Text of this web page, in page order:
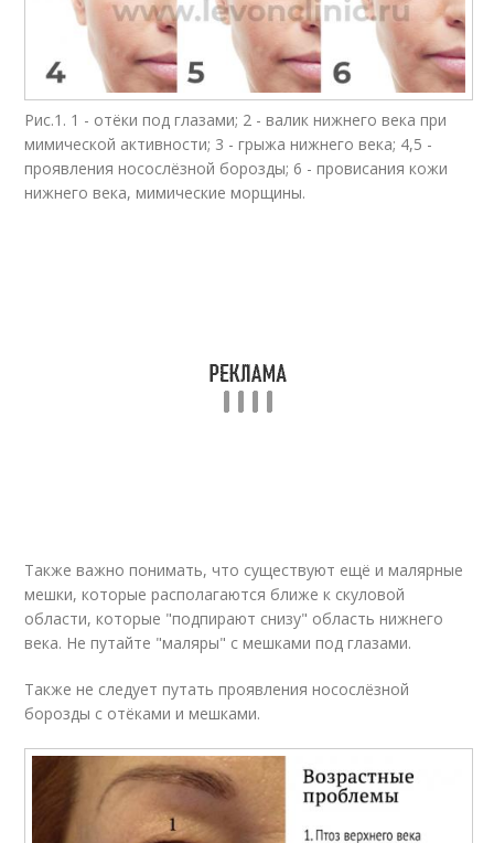
Рис.1. 1 - отёки под глазами; 2 - валик нижнего века при
мимической активности; 3 - грыжа нижнего века; 4,5 -
проявления носослёзной борозды; 6 - провисания кожи
нижнего века, мимические морщины.
Также важно понимать, что существуют ещё и малярные
мешки, которые располагаются ближе к скуловой
области, которые "подпирают снизу" область нижнего
века. Не путайте "маляры" с мешками под глазами.
Также не следует путать проявления носослёзной
борозды с отёками и мешками.